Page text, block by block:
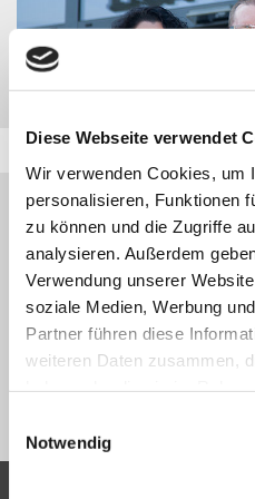
Diese Webseite verwendet
Wir verwenden Cookies, um
personalisieren, Funktionen
zu können und die Zugriffe
analysieren. Außerdem
Verwendung unserer
soziale Medien, Werbung
Partner führen diese
weiteren Daten zusammen,
Notwendig
DAS GESUCHTE FAHRZEUG
VERKAUFT BZW. IST
VIELEN DANK FÜR